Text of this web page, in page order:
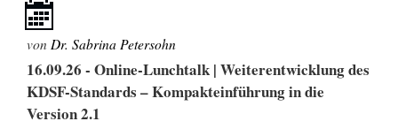
vonDr. Sabrina Petersohn
16.09.26 - Online-Lunchtalk | Weiterentwicklung des
KDSF-Standards – Kompakteinführung in die
Version 2.1